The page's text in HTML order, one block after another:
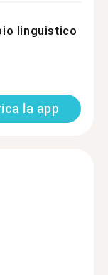
linguistico
la app